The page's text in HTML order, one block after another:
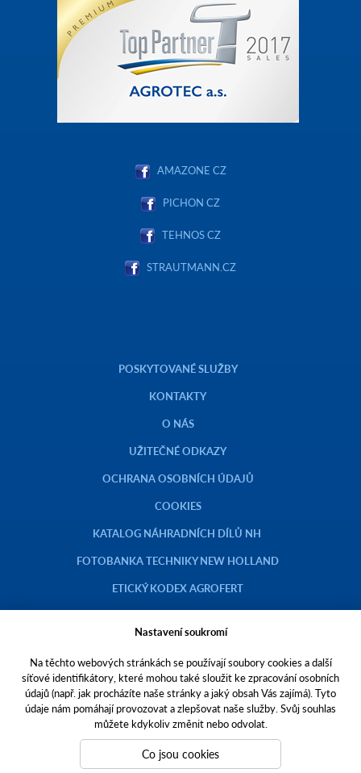
AMAZONE CZ
PICHON CZ
TEHNOS CZ
STRAUTMANN.CZ
POSKYTOVANÉ SLUŽBY
KONTAKTY
O NÁS
UŽITEČNÉ ODKAZY
OCHRANA OSOBNÍCH ÚDAJŮ
COOKIES
KATALOG NÁHRADNÍCH DÍLŮ NH
FOTOBANKA TECHNIKY NEW HOLLAND
ETICKÝ KODEX AGROFERT
Copyright © 2023 AGROTEC a.s.
Toto jsou internetové stránky společnosti AGROTEC a. s., se sídlem v
Hustopečích, Brněnská 74, PSČ 69301, IČO 00544957,
zapsané v OR vedeném Krajským soudem v Brně, oddíl B, vložka 138.
Společnost AGROTEC a.s. je členem koncernu AGROFERT řízeného
společností AGROFERT, a.s.,
Nastavení soukromí
Na těchto webových stránkách se používají soubory cookies a další
síťové identifikátory, které mohou také sloužit ke zpracování osobních
údajů (např. jak procházíte naše stránky a jaký obsah Vás zajímá). Tyto
údaje nám pomáhají provozovat a zlepšovat naše služby. Svůj souhlas
můžete kdykoliv změnit nebo odvolat.
Co jsou cookies